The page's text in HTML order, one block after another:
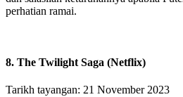
perhatian ramai.
8. The Twilight Saga (Netflix)
Tarikh tayangan: 21 November 2023